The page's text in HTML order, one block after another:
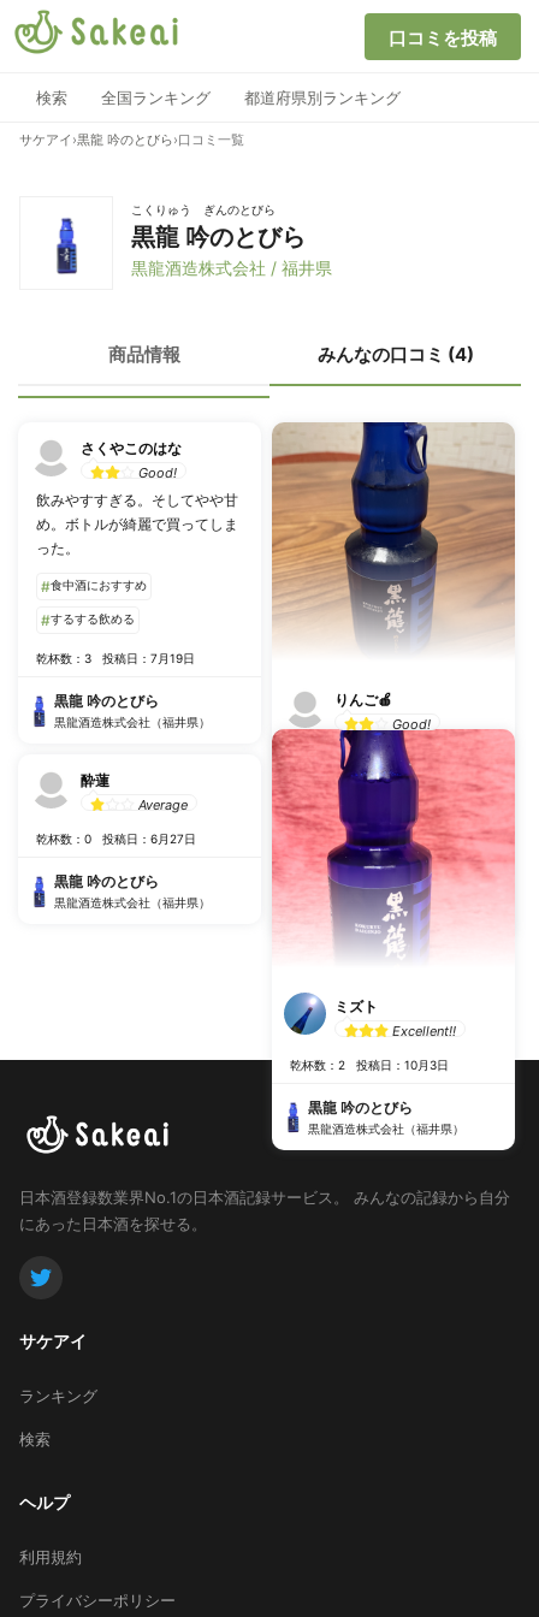
口コミを投稿
検索 全国ランキング 都道府県別ランキング
サケアイ ›黒龍 吟のとびら›口コミ一覧
こくりゅう ぎんのとびら
黒龍 吟のとびら
黒龍酒造株式会社 / 福井県
商品情報 みんなの口コミ (4)
さくやこのはな
Good!
飲みやすすぎる。そしてやや甘
め。ボトルが綺麗で買ってしま
った。
#食中酒におすすめ
#するする飲める
乾杯数：3 投稿日：7月19日
黒龍 吟のとびら
黒龍酒造株式会社（福井県）
りんご🍎
Good!
すっきりキリッとした感じ。 夫
いわく、ザ・水！！飲みやすい
と言っていたが 私の好みではな
い。２回目は買わない。
乾杯数：3 投稿日：1月16日
黒龍 吟のとびら
黒龍酒造株式会社（福井県）
ミズト
Excellent!!
乾杯数：2 投稿日：10月3日
黒龍 吟のとびら
黒龍酒造株式会社（福井県）
酔蓮
Average
乾杯数：0 投稿日：6月27日
黒龍 吟のとびら
黒龍酒造株式会社（福井県）
日本酒登録数業界No.1の日本酒記録サービス。
みんなの記録から自分
にあった日本酒を探せる。
サケアイ
ランキング
検索
ヘルプ
利用規約
プライバシーポリシー